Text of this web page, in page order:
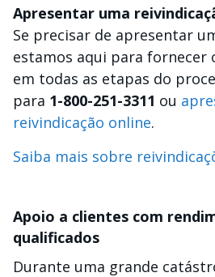
Apresentar uma
Se precisar de apresentar
estamos aqui para fornecer
em todas as etapas do
para 1-800-251-3311 ou
reivindicação online.
Saiba mais sobre
Apoio a clientes com
qualificados
Durante uma grande